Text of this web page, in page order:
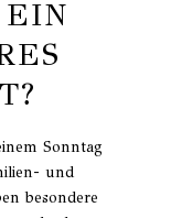
Sonntag
und
besondere